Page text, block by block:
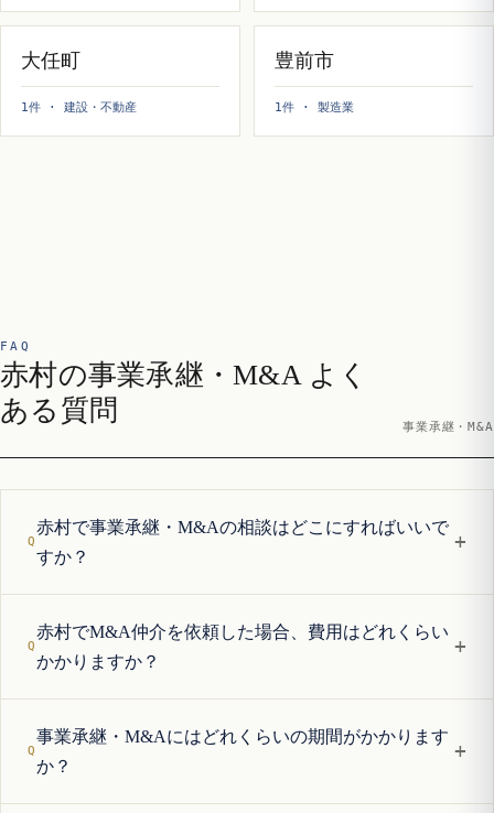
大任町
1件 · 建設・不動産
豊前市
1件 · 製造業
FAQ
赤村の事業承継・M&A よく
ある質問
事業承継・M&A
赤村で事業承継・M&Aの相談はどこにすればいいで
すか？
+
赤村でM&A仲介を依頼した場合、費用はどれくらい
かかりますか？
+
事業承継・M&Aにはどれくらいの期間がかかります
か？
+